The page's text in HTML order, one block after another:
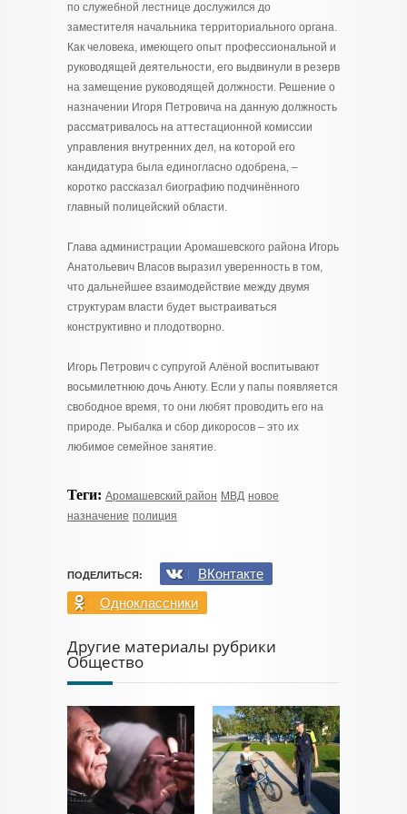
по служебной лестнице дослужился до
заместителя начальника территориального органа.
Как человека, имеющего опыт профессиональной и
руководящей деятельности, его выдвинули в резерв
на замещение руководящей должности. Решение о
назначении Игоря Петровича на данную должность
рассматривалось на аттестационной комиссии
управления внутренних дел, на которой его
кандидатура была единогласно одобрена, –
коротко рассказал биографию подчинённого
главный полицейский области.
Глава администрации Аромашевского района Игорь
Анатольевич Власов выразил уверенность в том,
что дальнейшее взаимодействие между двумя
структурам власти будет выстраиваться
конструктивно и плодотворно.
Игорь Петрович с супругой Алёной воспитывают
восьмилетнюю дочь Анюту. Если у папы появляется
свободное время, то они любят проводить его на
природе. Рыбалка и сбор дикоросов – это их
любимое семейное занятие.
Теги: Аромашевский район МВД новое
назначение полиция
ПОДЕЛИТЬСЯ:
ВКонтакте
Одноклассники
Другие материалы рубрики
Общество